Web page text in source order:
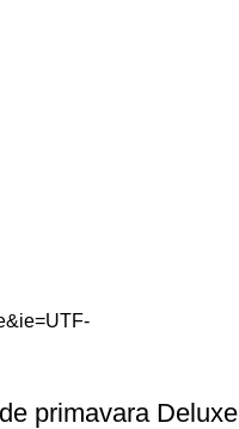
primavara Deluxe